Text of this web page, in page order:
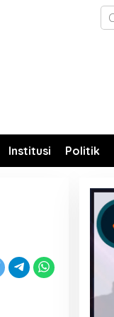
Institusi Politik